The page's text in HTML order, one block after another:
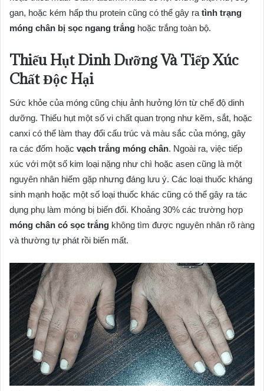
gan, hoặc kém hấp thu protein cũng có thể gây ratình trạng
móng chân bị sọc ngang trắng hoặc trắng toàn bộ.
Thiếu Hụt Dinh Dưỡng Và Tiếp Xúc
Chất Độc Hại
Sức khỏe của móng cũng chịu ảnh hưởng lớn từ chế độ dinh
dưỡng. Thiếu hụt một số vi chất quan trọng như kẽm, sắt, hoặc
canxi có thể làm thay đổi cấu trúc và màu sắc của móng, gây
ra các đốm hoặc vạch trắng móng chân. Ngoài ra, việc tiếp
xúc với một số kim loại nặng như chì hoặc asen cũng là một
nguyên nhân hiếm gặp nhưng đáng lưu ý. Các loại thuốc kháng
sinh mạnh hoặc một số loại thuốc khác cũng có thể gây ra tác
dụng phụ làm móng bị biến đổi. Khoảng 30% các trường hợp
móng chân có sọc trắng không tìm được nguyên nhân rõ ràng
và thường tự phát rồi biến mất.